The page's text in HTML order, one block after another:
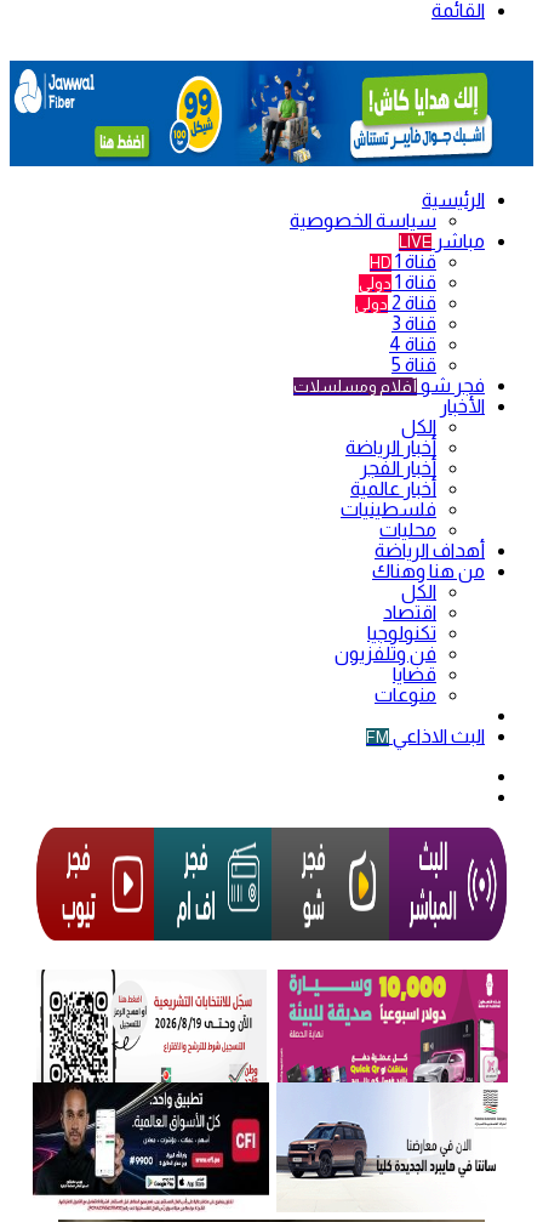
القائمة
الرئيسية
سياسة الخصوصية
مباشر LIVE
قناة 1 HD
قناة 1 دولي
قناة 2 دولي
قناة 3
قناة 4
قناة 5
فجر شو أفلام ومسلسلات
الأخبار
الكل
أخبار الرياضة
أخبار الفجر
أخبار عالمية
فلسطينيات
محليات
أهداف الرياضة
من هنا وهناك
الكل
اقتصاد
تكنولوجيا
فن وتلفزيون
قضايا
منوعات
البث الاذاعي FM